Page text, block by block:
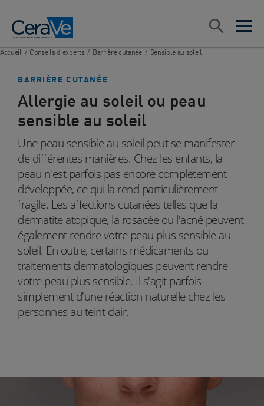
open
open
Rechercher
Accueil / Conseils d experts / Barrière cutanée / Sensible au soleil
BARRIÈRE CUTANÉE
Allergie au soleil ou peau
sensible au soleil
Une peau sensible au soleil peut se manifester
de différentes manières. Chez les enfants, la
peau n'est parfois pas encore complètement
développée, ce qui la rend particulièrement
fragile. Les affections cutanées telles que la
dermatite atopique, la rosacée ou l'acné peuvent
également rendre votre peau plus sensible au
soleil. En outre, certains médicaments ou
traitements dermatologiques peuvent rendre
votre peau plus sensible. Il s'agit parfois
simplement d'une réaction naturelle chez les
personnes au teint clair.